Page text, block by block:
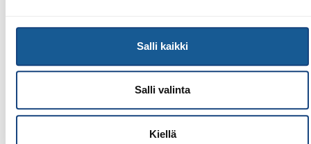
Salli kaikki
Salli valinta
Kiellä
riittävän etäisyyden säilyttäminen ottelijoihin, sillä
kauempaa tilanteet näkee kokonaisuutena paremmin.
Toinen seikka on asenteellinen ja liittyy tarkkailijoiden ja
hyväksyttävä, ettei mattotuomari voi nähdä kaikkia
tilanteita esim. otteita vyön alapuolelta. Tämän takia
tarkkailijoiden radiokehotukset kannattaa ottaa vastaan